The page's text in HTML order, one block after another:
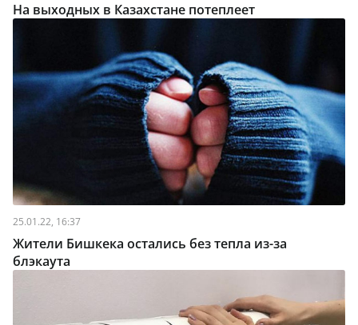
На выходных в Казахстане потеплеет
25.01.22, 16:37
Жители Бишкека остались без тепла из-за
блэкаута